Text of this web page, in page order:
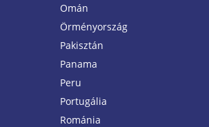
Omán
Örményország
Pakisztán
Panama
Peru
Portugália
Románia